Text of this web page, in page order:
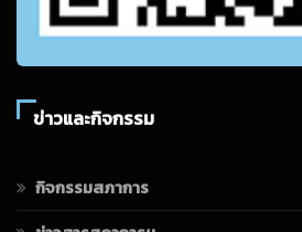
ข่าวและกิจกรรม
กิจกรรมสภาการ